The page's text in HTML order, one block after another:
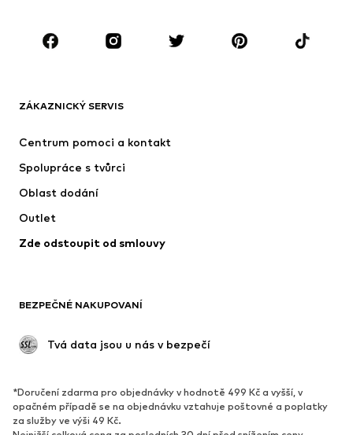
OBLEČENÍ
Bundy
Obleky & saka
Plavky
Příležitosti
Upcyklace
Nové
Kotníkové boty & kozačky
Polobotky
SPORT
ZÁKAZNICKÝ SERVIS
Centrum pomoci a kontakt
Spolupráce s tvůrci
Oblast dodání
Outlet
Zde odstoupit od smlouvy
BEZPEČNÉ NAKUPOVANÍ
Tvá data jsou u nás v bezpečí
*Doručení zdarma pro objednávky v hodnotě 499 Kč a vyšší, v
opačném případě se na objednávku vztahuje poštovné a poplatky
za služby ve výši 49 Kč.